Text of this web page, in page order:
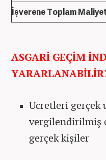
İşverene Toplam
ASGARİ GEÇİM
Ücretleri gerçek
vergilendirilmiş
gerçek kişiler